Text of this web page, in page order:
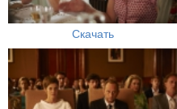
Скачать